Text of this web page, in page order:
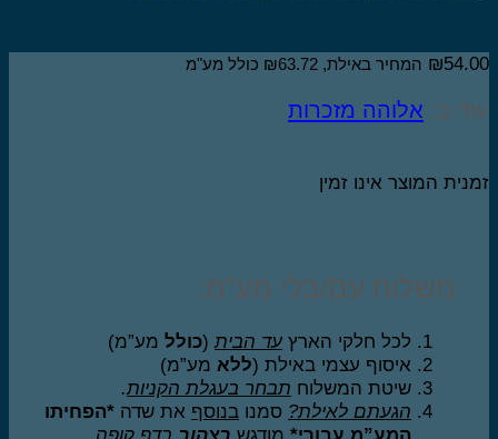
₪ המחיר באילת, ₪63.72 כולל מע"מ
ב:אלוהה מזכרות
המוצר אינו זמין
משלוח עם/בלי מע”מ:
לכל חלקי הארץעד הבית(כוללמע”מ)
איסוף עצמי באילת (ללאמע”מ)
שיטת המשלוחתבחר בעגלת הקניות.
הגעתם לאילת?סמנובנוסףאת שדה*הפחיתו
המע”מ עבורי*מודגשבצהובבדף קופה